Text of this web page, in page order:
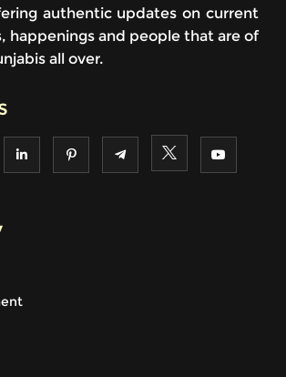
authentic updates on current
happenings and people that are of
all over.